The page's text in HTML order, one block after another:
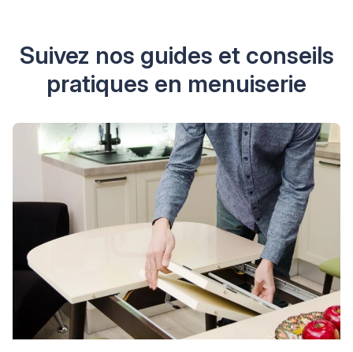
Suivez nos guides et conseils
pratiques en menuiserie